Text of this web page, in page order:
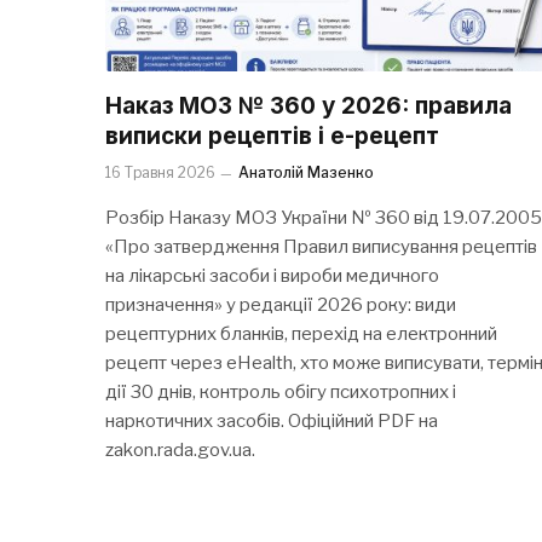
Наказ МОЗ № 360 у 2026: правила
виписки рецептів і е-рецепт
16 Травня 2026 Анатолій Мазенко
Розбір Наказу МОЗ України № 360 від 19.07.2005
«Про затвердження Правил виписування рецептів
на лікарські засоби і вироби медичного
призначення» у редакції 2026 року: види
рецептурних бланків, перехід на електронний
рецепт через eHealth, хто може виписувати, термін
дії 30 днів, контроль обігу психотропних і
наркотичних засобів. Офіційний PDF на
zakon.rada.gov.ua.